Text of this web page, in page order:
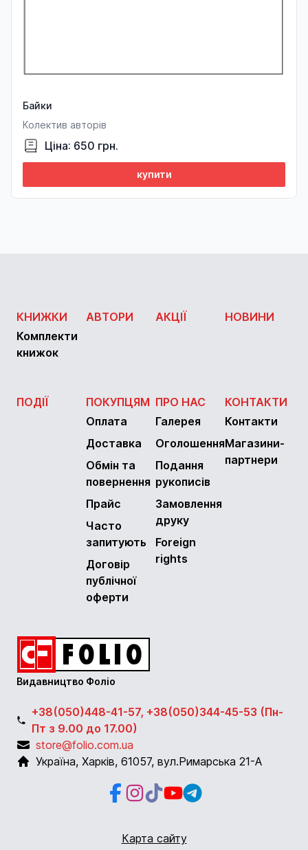
Байки
Колектив авторів
Ціна: 650 грн.
купити
КНИЖКИ
Комплекти
книжок
АВТОРИ АКЦІЇ НОВИНИ
ПОДІЇ
ПОКУПЦЯМ
Оплата
Доставка
Обмін та
повернення
Прайс
Часто
запитують
Договір
публічної
оферти
ПРО НАС
Галерея
Оголошення
Подання
рукописів
Замовлення
друку
Foreign
rights
КОНТАКТИ
Контакти
Магазини-
партнери
Видавництво Фоліо
+38(050)448-41-57, +38(050)344-45-53 (Пн-
Пт з 9.00 до 17.00)
store@folio.com.ua
Україна, Харків, 61057, вул.Римарська 21-А
Facebook
Instagram
Instagram
YoutubeTelegram
Карта сайту